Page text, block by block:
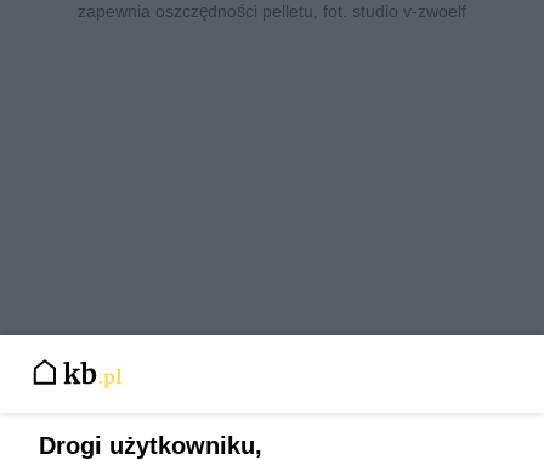
zapewnia oszczędności pelletu, fot. studio v-zwoelf
Drogi użytkowniku,